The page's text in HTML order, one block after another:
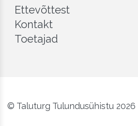
Ettevõttest
Kontakt
Toetajad
© Taluturg Tulundusühistu 2026